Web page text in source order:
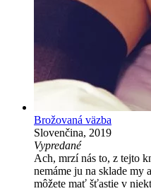
Brožovaná väzba
Slovenčina, 2019
Vypredané
Ach, mrzí nás to, z tejto
nemáme ju na sklade
môžete mať šťastie v